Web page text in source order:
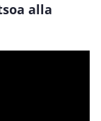
alla